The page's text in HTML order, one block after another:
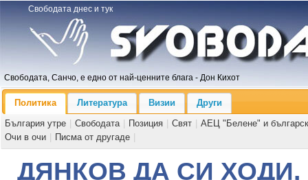
Свободата днес и тук
Свободата, Санчо, е едно от най-ценните блага - Дон Кихот
Политика Литература Визии
Други
България утре
Свободата Позиция Свят
АЕЦ "Белене" и
Очи в очи
Писма от другаде
ДЯНКОВ ДА СИ